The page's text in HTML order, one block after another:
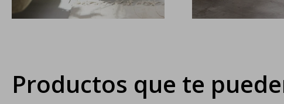
Productos que te